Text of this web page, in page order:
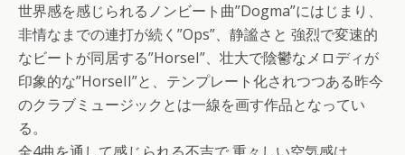
世界感を感じられるノンビート曲”Dogma”にはじまり、
非情なまでの連打が続く”Ops”、静謐さと 強烈で変速的
なビートが同居する”HorseI”、壮大で陰鬱なメロディが
印象的な”HorseII”と、テンプレート化されつつある昨今
のクラブミュージックとは一線を画す作品となってい
る。